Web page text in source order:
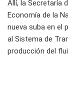
Allí, la Secretaría
Economía de la
nueva suba en el
al Sistema de
producción del